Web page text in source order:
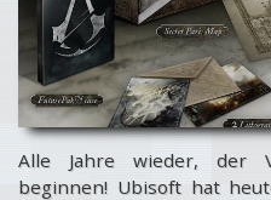
Alle Jahre wieder, der
beginnen! Ubisoft hat